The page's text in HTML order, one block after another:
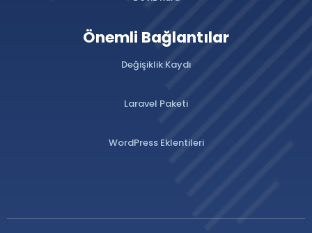
Önemli Bağlantılar
Değişiklik Kaydı
Laravel Paketi
WordPress Eklentileri